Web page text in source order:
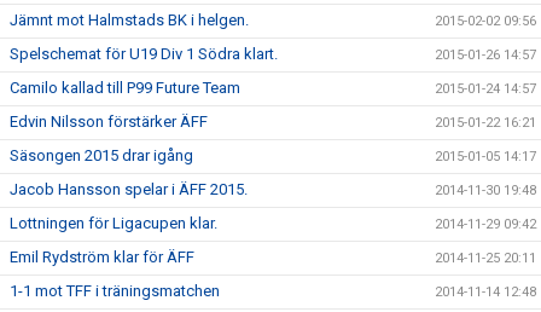
Jämnt mot Halmstads BK i helgen. 2015-02-02 09:56
Spelschemat för U19 Div 1 Södra klart. 2015-01-26 14:57
Camilo kallad till P99 Future Team 2015-01-24 14:57
Edvin Nilsson förstärker ÄFF 2015-01-22 16:21
Säsongen 2015 drar igång 2015-01-05 14:17
Jacob Hansson spelar i ÄFF 2015. 2014-11-30 19:48
Lottningen för Ligacupen klar. 2014-11-29 09:42
Emil Rydström klar för ÄFF 2014-11-25 20:11
1-1 mot TFF i träningsmatchen 2014-11-14 12:48